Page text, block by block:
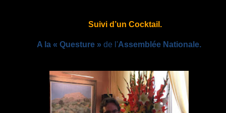
Suivi d’un Cocktail.
A la « Questure » de l'Assemblée Nationale.